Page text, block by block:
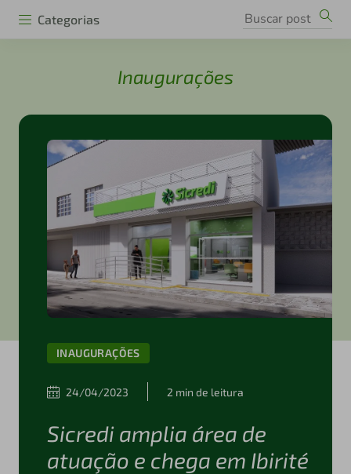
Categorias
Inaugurações
INAUGURAÇÕES
24/04/2023 2 min de leitura
Sicredi amplia área de
atuação e chega em Ibirité